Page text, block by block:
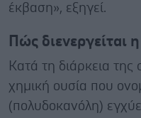
έκβαση», εξηγεί.
Πώς διενεργείται
Κατά τη διάρκεια της
χημική ουσία που
(πολυδοκανόλη)